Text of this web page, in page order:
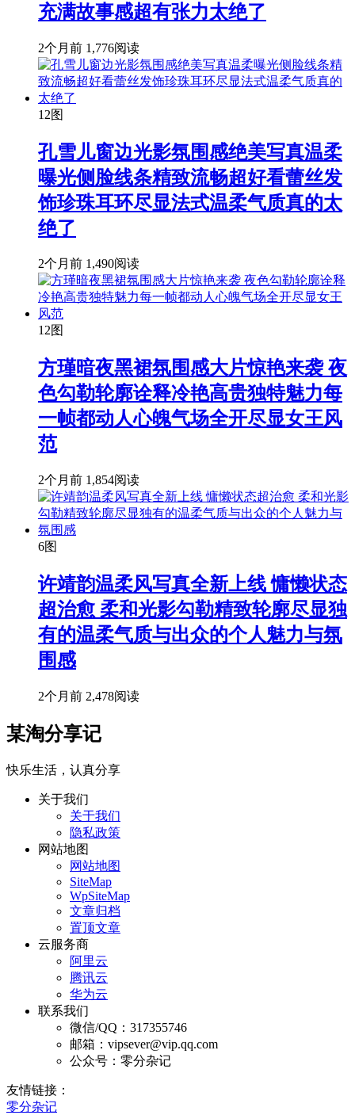
充满故事感超有张力太绝了
2个月前 1,776阅读
12图
孔雪儿窗边光影氛围感绝美写真温柔
曝光侧脸线条精致流畅超好看蕾丝发
饰珍珠耳环尽显法式温柔气质真的太
绝了
2个月前 1,490阅读
12图
方瑾暗夜黑裙氛围感大片惊艳来袭 夜
色勾勒轮廓诠释冷艳高贵独特魅力每
一帧都动人心魄气场全开尽显女王风
范
2个月前 1,854阅读
6图
许靖韵温柔风写真全新上线 慵懒状态
超治愈 柔和光影勾勒精致轮廓尽显独
有的温柔气质与出众的个人魅力与氛
围感
2个月前 2,478阅读
某淘分享记
快乐生活，认真分享
关于我们
关于我们
隐私政策
网站地图
网站地图
SiteMap
WpSiteMap
文章归档
置顶文章
云服务商
阿里云
腾讯云
华为云
联系我们
微信/QQ：317355746
邮箱：vipsever@vip.qq.com
公众号：零分杂记
友情链接：
零分杂记